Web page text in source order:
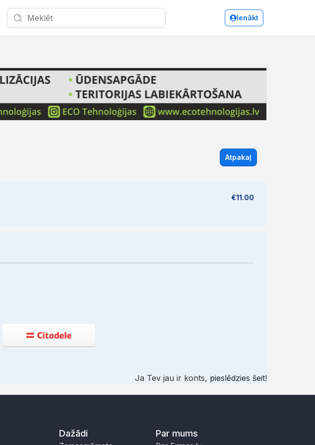
Ienākt
Atpakaļ
€11.00
Ja Tev jau ir konts, pieslēdzies šeit!
Dažādi Par mums